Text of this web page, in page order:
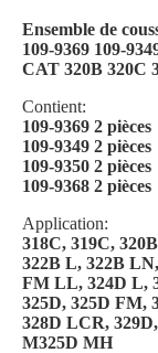
Ensemble de
109-9369 109-
CAT 320B 320C
Contient:
109-9369 2 pièces
109-9349 2 pièces
109-9350 2 pièces
109-9368 2 pièces
Application:
318C, 319C,
322B L, 322B
FM LL, 324D L,
325D, 325D FM,
328D LCR,
M325D MH